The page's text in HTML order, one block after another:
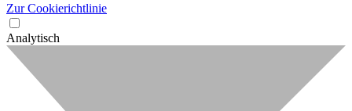
Zur Cookierichtlinie
Analytisch